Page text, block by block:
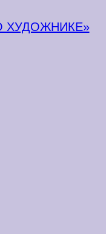
ХУДОЖНИКЕ»